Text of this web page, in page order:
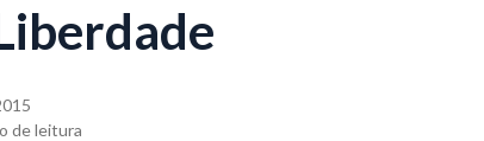
de leitura